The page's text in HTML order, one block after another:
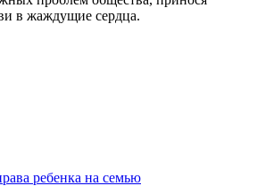
в жаждущие сердца.
ребенка на семью